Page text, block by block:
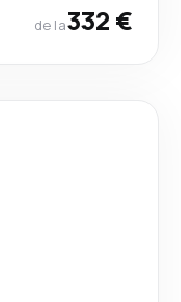
de la332 €